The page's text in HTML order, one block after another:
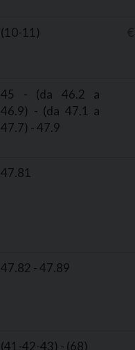
(10-11)
45 - (da 46.2 a
46.9) - (da 47.1 a
47.7) - 47.9
47.81
47.82 - 47.89
(41-42-43) - (68)